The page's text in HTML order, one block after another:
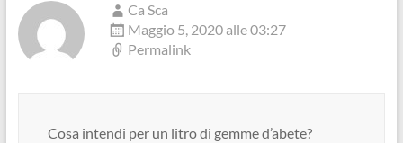
Ca Sca
Maggio 5, 2020 alle 03:27
Permalink
Cosa intendi per un litro di gemme d’abete?